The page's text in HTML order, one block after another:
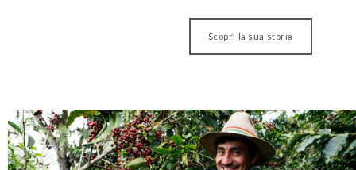
Scopri la sua storia